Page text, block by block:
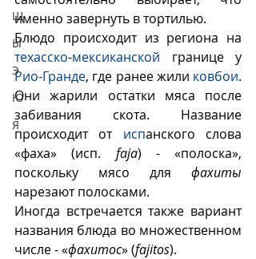
Щ
Ы
Э
Ю
Я
именно завернуть в тортилью.
техасско-мексиканской
Рио-Гранде, где ранее жили ковбои.
Они жарили остатки мяса после
забивания скота. Название
происходит от испанского слова
«фаха» (исп. faja) - «полоска»,
поскольку мясо для фахиты
нарезают полосками.
Иногда встречается также вариант
названия блюда во множественном
числе - «фахитос» (fajitos).